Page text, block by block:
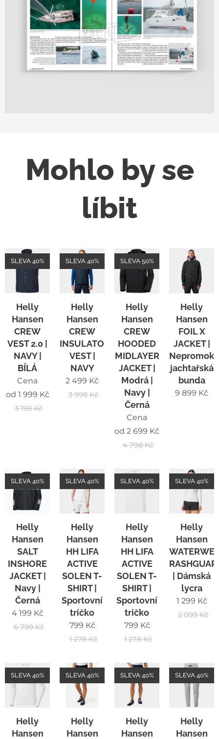
Mohlo by se
líbit
Helly
Hansen
CREW
VEST 2.0 |
NAVY |
BÍLÁ
SLEVA 40%
Cena
od 1 999 Kč
3 198Kč
Helly
Hansen
CREW
INSULATOR
VEST |
NAVY
SLEVA 40%
2 499 Kč
3 998Kč
Helly
Hansen
CREW
HOODED
MIDLAYER
JACKET |
Modrá |
Navy |
Černá
SLEVA 50%
Cena
od 2 699 Kč
4 798Kč
Helly
Hansen
FOIL X
JACKET |
jachtařská
bunda
9 899 Kč
Helly
Hansen
SALT
INSHORE
JACKET |
Navy |
Černá
SLEVA 40%
4 199 Kč
6 799Kč
Helly
Hansen
HH LIFA
ACTIVE
SOLEN T-
SHIRT |
Sportovní
tričko
SLEVA 40%
799 Kč
1 278Kč
Helly
Hansen
HH LIFA
ACTIVE
SOLEN T-
SHIRT |
Sportovní
tričko
SLEVA 40%
799 Kč
1 278Kč
Helly
Hansen
| Dámská
lycra
SLEVA 40%
1 299 Kč
2 099Kč
Helly
Hansen
SLEVA 40%
Helly
Hansen
SLEVA 40%
Helly
Hansen
SLEVA 40%
Helly
Hansen
SLEVA 40%